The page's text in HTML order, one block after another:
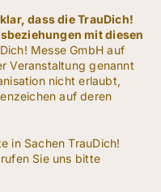
dass die TrauDich!
mit diesen
Messe GmbH auf
Veranstaltung genannt
nicht erlaubt,
auf deren
in Sachen TrauDich!
Sie uns bitte